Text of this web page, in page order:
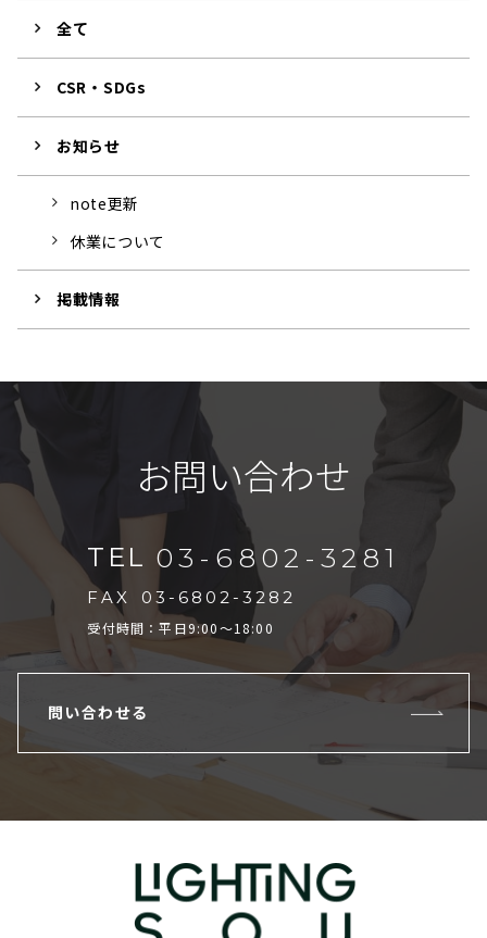
全て
CSR・SDGs
お知らせ
note更新
休業について
掲載情報
お問い合わせ
TEL 03-6802-3281
FAX 03-6802-3282
受付時間：平日9:00～18:00
問い合わせる